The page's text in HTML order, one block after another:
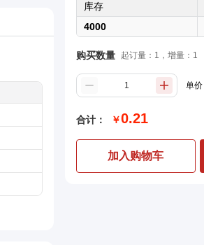
库存
4000
购买数量 起订量：1，增量：1
单价
合计： ￥0.21
加入购物车